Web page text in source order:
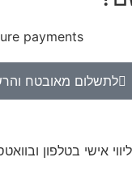
לתשלום מאובטח
ליווי אישי בטלפון